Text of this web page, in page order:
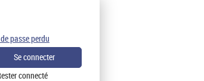
connecté
passe perdu